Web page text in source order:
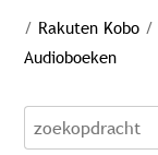
/ Rakuten Kobo /
Audioboeken
zoekopdracht